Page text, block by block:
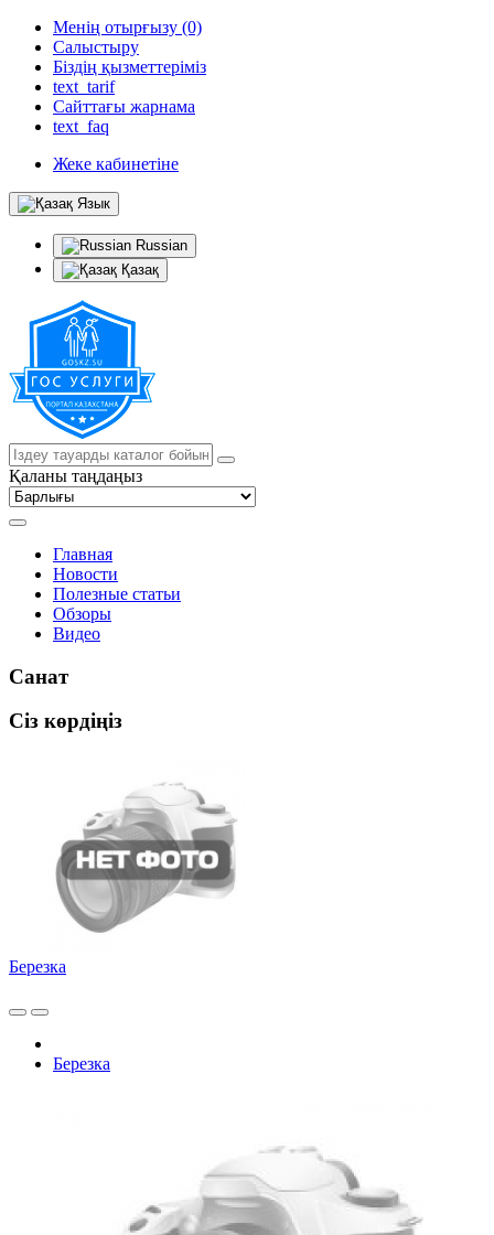
Менің отырғызу (0)
Салыстыру
Біздің қызметтеріміз
text_tarif
Сайттағы жарнама
text_faq
Жеке кабинетіне
Язык
Russian
Қазақ
Қаланы таңдаңыз
Главная
Новости
Полезные статьи
Обзоры
Видео
Санат
Сіз көрдіңіз
Березка
Березка